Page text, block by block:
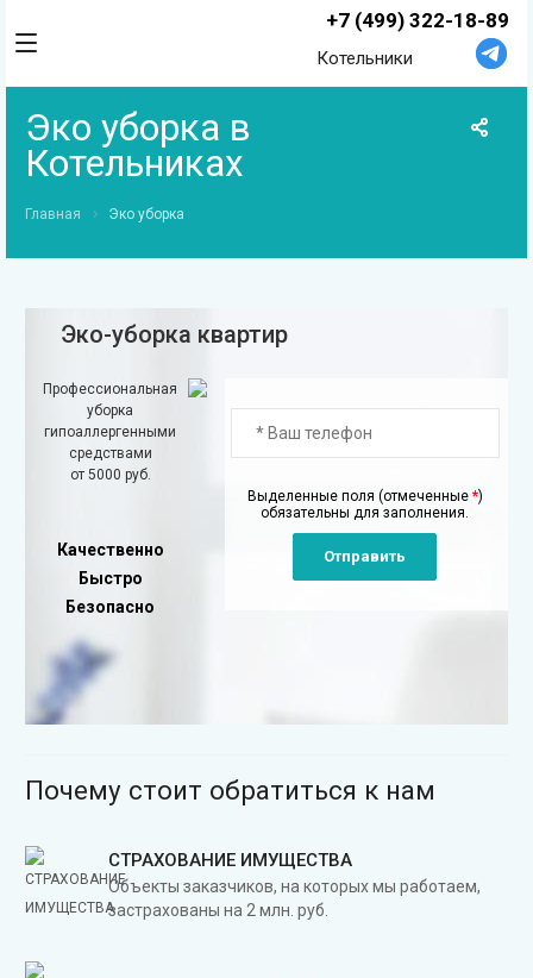
+7 (499) 322-18-89
Котельники
Эко уборка в
Котельниках
Главная Эко уборка
Эко-уборка квартир
Профессиональная
уборка
гипоаллергенными
средствами
от 5000 руб.
Качественно
Быстро
Безопасно
Выделенные поля (отмеченные *)
обязательны для заполнения.
Отправить
Почему стоит обратиться к нам
СТРАХОВАНИЕ ИМУЩЕСТВА
Объекты заказчиков, на которых мы работаем,
застрахованы на 2 млн. руб.